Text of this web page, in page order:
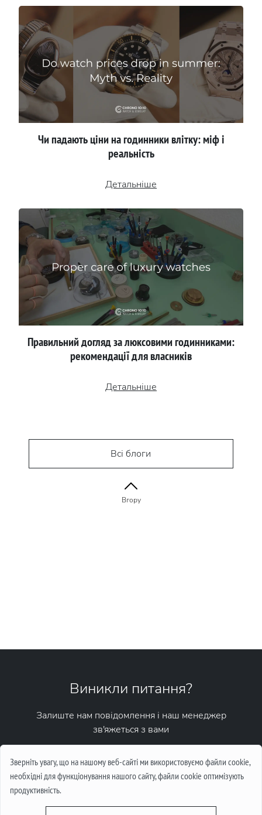
Зверніть увагу, що на нашому веб-сайті ми використовуємо файли cookie,
необхідні для функціонування нашого сайту, файли cookie оптимізують
продуктивність.
Чи падають ціни на годинники влітку: міф і
реальність
Детальніше
Правильний догляд за люксовими годинниками:
рекомендації для власників
Детальніше
Всі блоги
Вгору
Виникли питання?
Залиште нам повідомлення і наш менеджер
зв'яжеться з вами
Написати повідомлення